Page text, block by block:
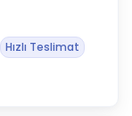
Hızlı Teslimat